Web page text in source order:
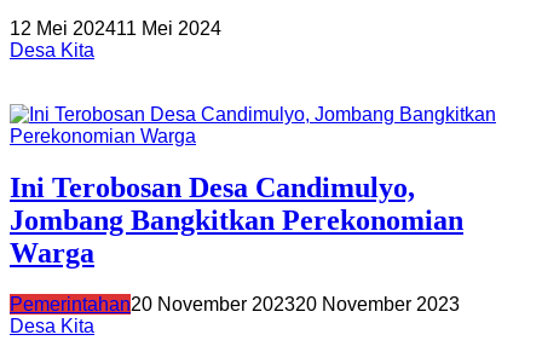
12 Mei 202411 Mei 2024
Desa Kita
Ini Terobosan Desa Candimulyo,
Jombang Bangkitkan Perekonomian
Warga
Pemerintahan20 November 202320 November 2023
Desa Kita